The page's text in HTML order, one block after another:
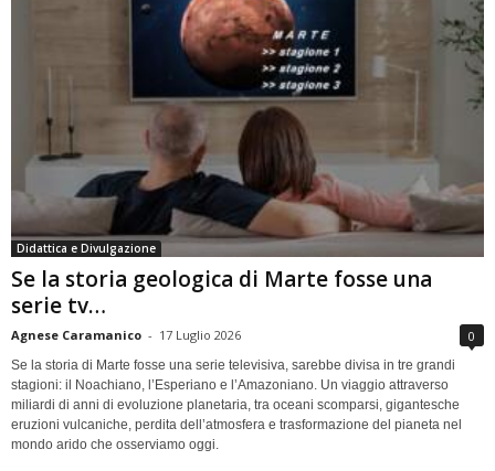
Didattica e Divulgazione
Se la storia geologica di Marte fosse una
serie tv…
Agnese Caramanico - 17 Luglio 2026 0
Se la storia di Marte fosse una serie televisiva, sarebbe divisa in tre grandi
stagioni: il Noachiano, l’Esperiano e l’Amazoniano. Un viaggio attraverso
miliardi di anni di evoluzione planetaria, tra oceani scomparsi, gigantesche
eruzioni vulcaniche, perdita dell’atmosfera e trasformazione del pianeta nel
mondo arido che osserviamo oggi.